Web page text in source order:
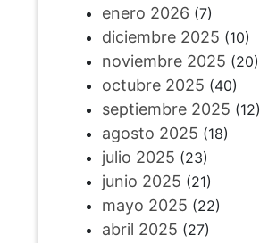
enero 2026 (7)
diciembre 2025 (10)
noviembre 2025 (20)
octubre 2025 (40)
septiembre 2025 (12)
agosto 2025 (18)
julio 2025 (23)
junio 2025 (21)
mayo 2025 (22)
abril 2025 (27)